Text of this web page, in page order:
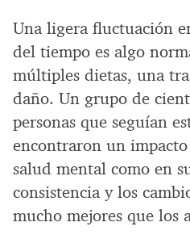
Una ligera fluctuación
del tiempo es algo
múltiples dietas, una
daño. Un grupo de
personas que seguían
encontraron un
salud mental como en
consistencia y los
mucho mejores que los